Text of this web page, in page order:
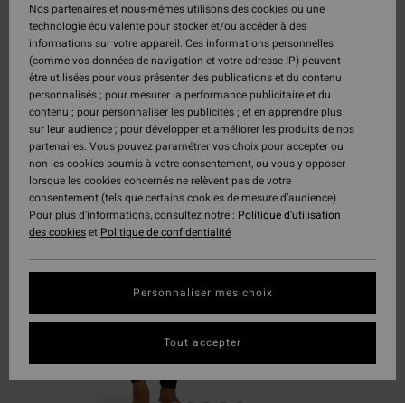
Nos partenaires et nous-mêmes utilisons des cookies ou une
technologie équivalente pour stocker et/ou accéder à des
informations sur votre appareil. Ces informations personnelles
(comme vos données de navigation et votre adresse IP) peuvent
être utilisées pour vous présenter des publications et du contenu
personnalisés ; pour mesurer la performance publicitaire et du
contenu ; pour personnaliser les publicités ; et en apprendre plus
sur leur audience ; pour développer et améliorer les produits de nos
partenaires. Vous pouvez paramétrer vos choix pour accepter ou
non les cookies soumis à votre consentement, ou vous y opposer
lorsque les cookies concernés ne relèvent pas de votre
consentement (tels que certains cookies de mesure d’audience).
Pour plus d'informations, consultez notre : Politique d'utilisation
des cookieset Politique de confidentialité
Personnaliser mes choix
Tout accepter